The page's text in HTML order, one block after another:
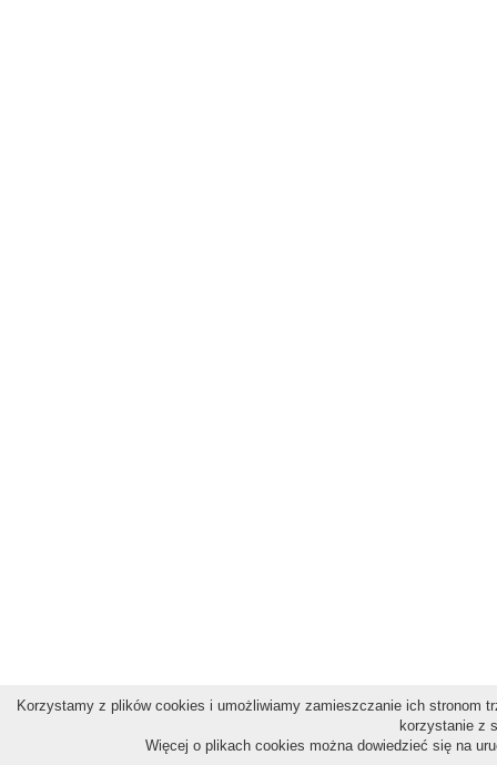
Korzystamy z plików cookies i umożliwiamy zamieszczanie ich stronom
korzystanie z
Więcej o plikach cookies można dowiedzieć się na